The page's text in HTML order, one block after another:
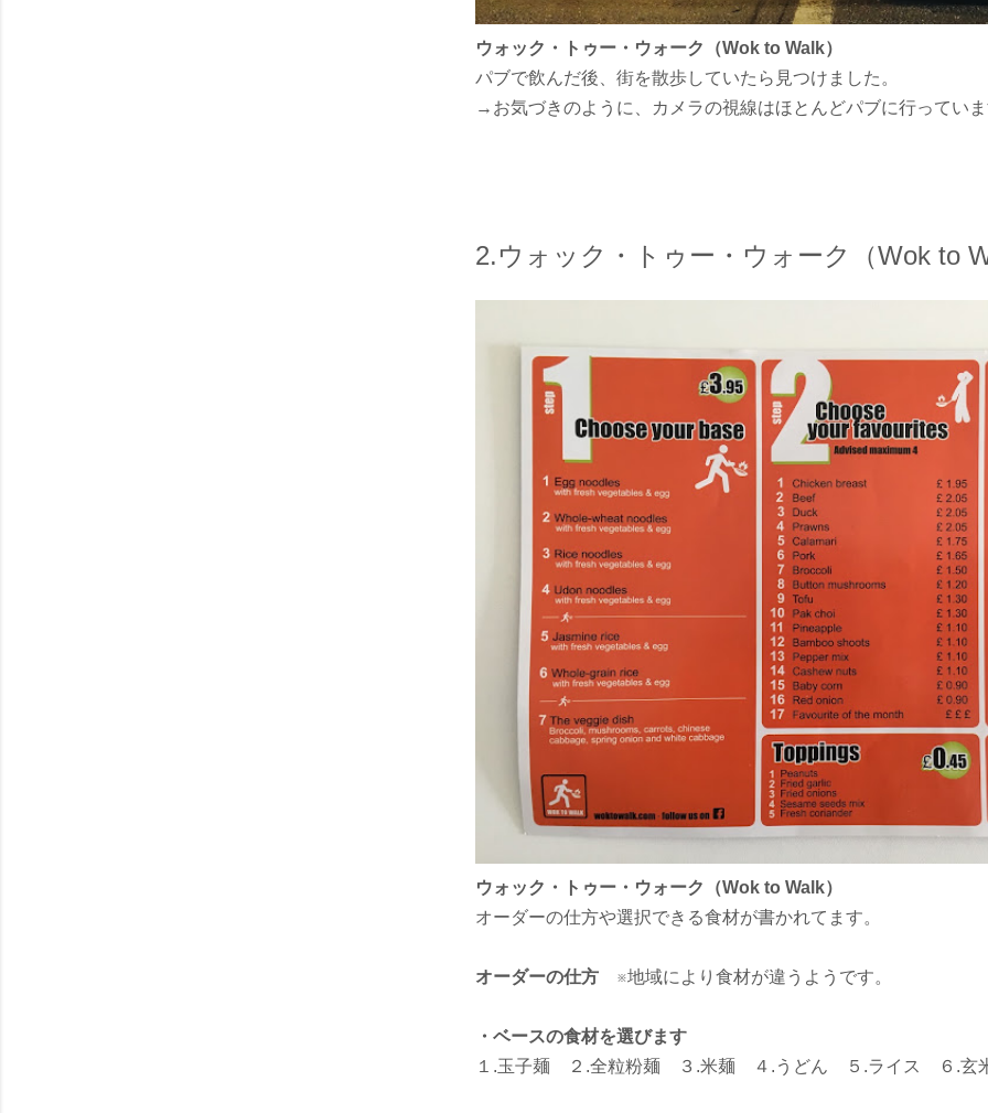
ウォック・トゥー・ウォーク（Wok to Walk）
パブで飲んだ後、街を散歩していたら見つけました。
→お気づきのように、カメラの視線はほとんどパブに行ってい
2.ウォック・トゥー・ウォーク（Wok to
ウォック・トゥー・ウォーク（Wok to Walk）
オーダーの仕方や選択できる食材が書かれてます。
オーダーの仕方 ※地域により食材が違うようです。
・ベースの食材を選びます
１.玉子麺 ２.全粒粉麺 ３.米麺 ４.うどん ５.ライス ６.玄